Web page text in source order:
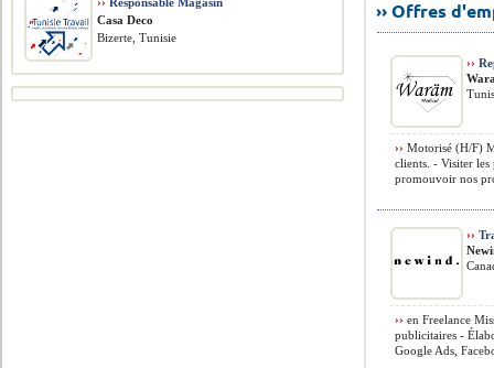
›› Offres
››
›› Motorisé (H/F)
clients. - Visiter les
promouvoir nos
››
›› en Freelance
publicitaires -
Google Ads,
Casa Deco
Bizerte, Tunisie